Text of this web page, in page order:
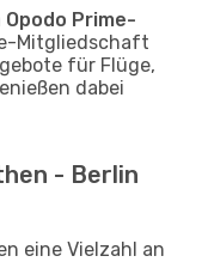
Prime-
Mitgliedschaft
für Flüge,
dabei
- Berlin
eine Vielzahl an